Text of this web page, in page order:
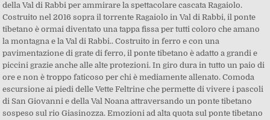
della Val di Rabbi per ammirare la spettacolare cascata Ragaiolo.
Costruito nel 2016 sopra il torrente Ragaiolo in Val di Rabbi, il ponte
tibetano è ormai diventato una tappa fissa per tutti coloro che amano
la montagna e la Val di Rabbi.. Costruito in ferro e con una
pavimentazione di grate di ferro, il ponte tibetano è adatto a grandi e
piccini grazie anche alle alte protezioni. In giro dura in tutto un paio di
ore e non è troppo faticoso per chi è mediamente allenato. Comoda
escursione ai piedi delle Vette Feltrine che permette di vivere i pascoli
di San Giovanni e della Val Noana attraversando un ponte tibetano
sospeso sul rio Giasinozza. Emozioni ad alta quota sul ponte tibetano